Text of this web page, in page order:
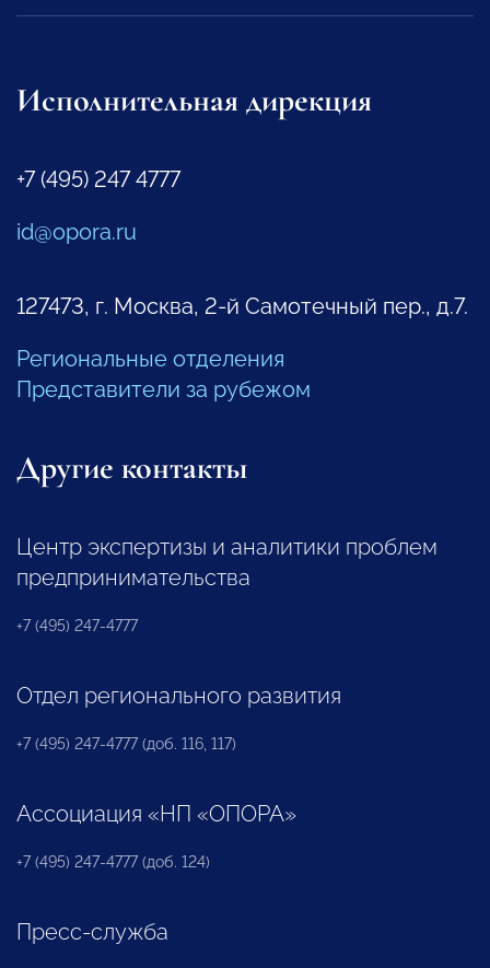
Исполнительная дирекция
+7 (495) 247 4777
id@opora.ru
127473, г. Москва, 2-й Самотечный пер., д.7.
Региональные отделения
Представители за рубежом
Другие контакты
Центр экспертизы и аналитики проблем
предпринимательства
+7 (495) 247-4777
Отдел регионального развития
+7 (495) 247-4777 (доб. 116, 117)
Ассоциация «НП «ОПОРА»
+7 (495) 247-4777 (доб. 124)
Пресс-служба